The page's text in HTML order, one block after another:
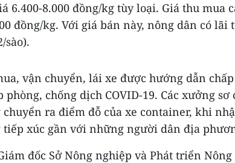
6.400-8.000 đồng/kg tùy loại. Giá thu mua
đồng/kg. Với giá bán này, nông dân có lãi
sào).
vận chuyển, lái xe được hướng dẫn
chống dịch COVID-19. Các xưởng sơ
ra điểm đỗ của xe container, khi
xúc gần với những người dân địa
đốc Sở Nông nghiệp và Phát triển